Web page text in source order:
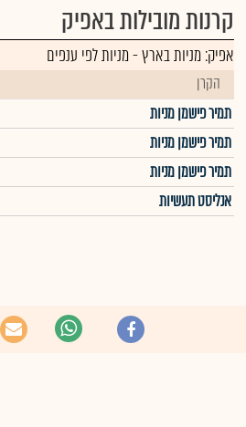
קרנות מובילות באפיק
אפיק:מניות בארץ-מניות לפי ענפים
הקרן
תמיר פישמן מניות
תמיר פישמן מניות
תמיר פישמן מניות
אנליסט תעשיות